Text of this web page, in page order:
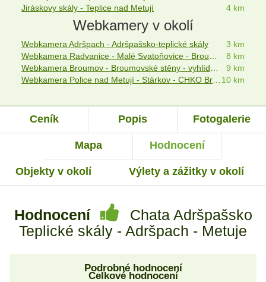
Jiráskovy skály - Teplice nad Metují
4 km
Webkamery v okolí
Webkamera Adršpach - Adršpašsko-teplické skály
3 km
8 km
9 km
10 km
Ceník Popis Fotogalerie
Mapa Hodnocení
Objekty v okolí Výlety a zážitky v okolí
Hodnocení
Chata Adršpašsko
Teplické skály - Adršpach - Metuje
Podrobné hodnocení
Celkové hodnocení